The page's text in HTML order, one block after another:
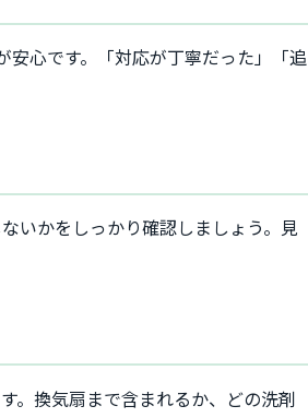
心です。「対応が丁寧だった」「追
いかをしっかり確認しましょう。見
。換気扇まで含まれるか、どの洗剤